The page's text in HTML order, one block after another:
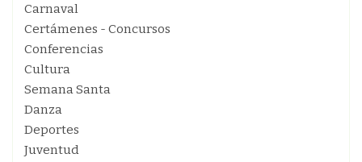
Carnaval
Certámenes - Concursos
Conferencias
Cultura
Semana Santa
Danza
Deportes
Juventud